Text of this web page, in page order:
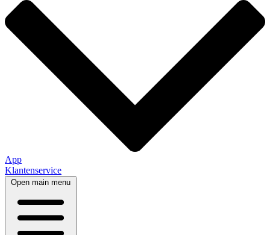
App
Klantenservice
Open main menu